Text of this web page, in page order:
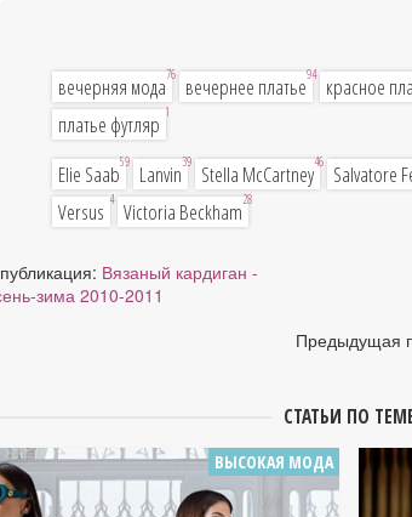
вечерняя мода76 вечернее платье94 красное
платье футляр 1
Elie Saab59 Lanvin39 Stella McCartney46 Salvatore
Versus 4 Victoria Beckham28
Вязаный кардиган -
зима 2010-2011
Предыдущая
СТАТЬИ ПО
ВЫСОКАЯ МОДА